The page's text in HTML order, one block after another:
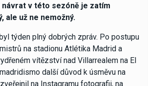
v této sezóně je zatím
ale už ne nemožný.
týden plný dobrých zpráv. Po postupu
na stadionu Atlétika Madrid a
vítězství nad Villarrealem na El
další důvod k úsměvu na
na Instagramu fotografii, na